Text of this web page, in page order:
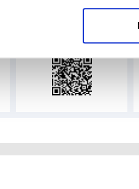
bu çerezlere izin
sunabilmek için İnternet
kişisel verileriniz
aşağıda yer alan panel
Özel Ayrıcalıkları Keşfedin!